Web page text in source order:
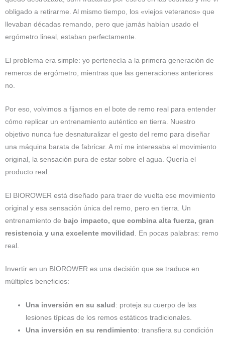
obligado a retirarme. Al mismo tiempo, los «viejos veteranos» que
llevaban décadas remando, pero que jamás habían usado el
ergómetro lineal, estaban perfectamente.
El problema era simple: yo pertenecía a la primera generación de
remeros de ergómetro, mientras que las generaciones anteriores
no.
Por eso, volvimos a fijarnos en el bote de remo real para entender
cómo replicar un entrenamiento auténtico en tierra. Nuestro
objetivo nunca fue desnaturalizar el gesto del remo para diseñar
una máquina barata de fabricar. A mí me interesaba el movimiento
original, la sensación pura de estar sobre el agua. Quería el
producto real.
El BIOROWER está diseñado para traer de vuelta ese movimiento
original y esa sensación única del remo, pero en tierra. Un
entrenamiento de bajo impacto, que combina alta fuerza, gran
resistencia y una excelente movilidad . En pocas palabras: remo
real.
Invertir en un BIOROWER es una decisión que se traduce en
múltiples beneficios:
Una inversión en su salud : proteja su cuerpo de las
lesiones típicas de los remos estáticos tradicionales.
Una inversión en su rendimiento: transfiera su condición